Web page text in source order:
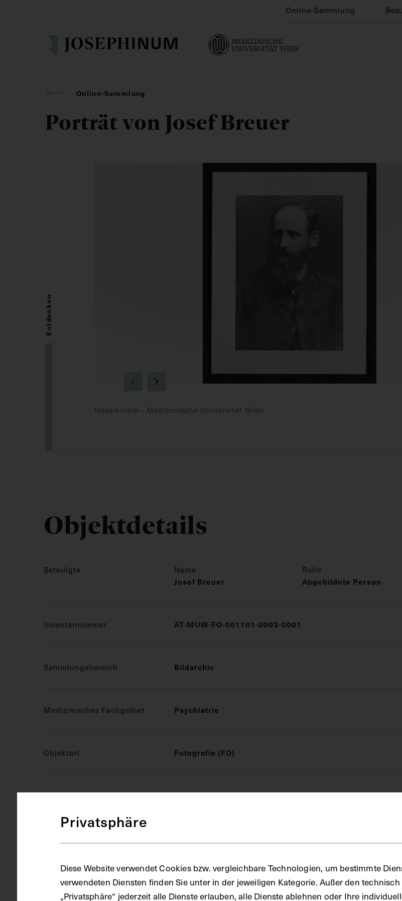
Online-Sammlung
Online-Sammlung
Porträt von Josef Breuer
Josephinum - Medizinische Universität Wien
Entdecken
Objektdetails
Beteiligte Name Rolle
Josef Breuer Abgebildete Person
Inventarnummer AT-MUW-FO-001101-0003-0001
Sammlungsbereich Bildarchiv
Medizinisches Fachgebiet Psychiatrie
Objektart Fotografie (FO)
Gegenstand S/W Fotografie
Ausführung Kopie
Privatsphäre
Diese Website verwendet Cookies bzw. vergleichbare Technologien, um bestimmte
verwendeten Diensten finden Sie unter in der jeweiligen Kategorie. Außer den
„Privatsphäre“ jederzeit alle Dienste erlauben, alle Dienste ablehnen oder Ihre